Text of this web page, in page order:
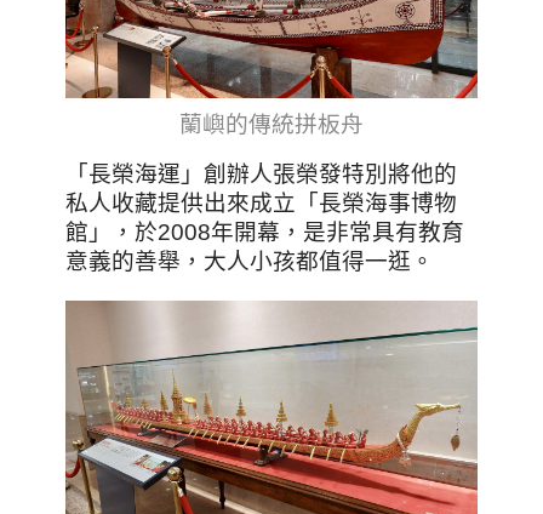
蘭嶼的傳統拼板舟
「長榮海運」創辦人張榮發特別將他的
私人收藏提供出來成立「長榮海事博物
館」，於2008年開幕，是非常具有教育
意義的善舉，大人小孩都值得一逛。